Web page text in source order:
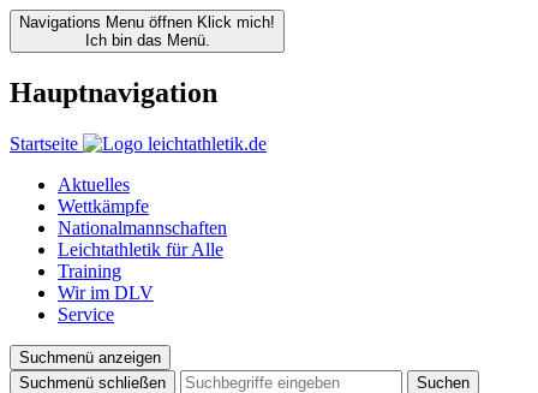
Navigations Menu öffnen Klick mich!
Ich bin das Menü.
Hauptnavigation
Startseite
Aktuelles
Wettkämpfe
Nationalmannschaften
Leichtathletik für Alle
Training
Wir im DLV
Service
Suchmenü anzeigen
Suchmenü schließen
Suchen